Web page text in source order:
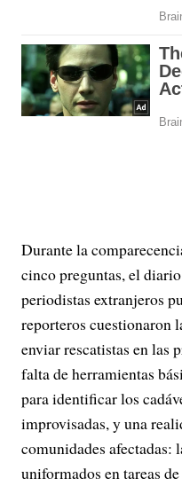
Durante la
cinco preguntas, el
periodistas extranjeros
reporteros cuestionaron
enviar rescatistas en las
falta de herramientas
para identificar los
improvisadas, y una
comunidades afectadas:
uniformados en tareas